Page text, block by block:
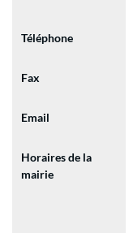
Téléphone
Fax
Email
Horaires de la
mairie